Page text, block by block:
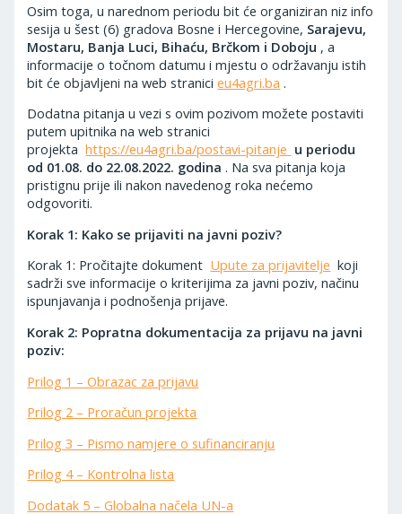
Osim toga, u narednom periodu bit će organiziran niz info
sesija u šest (6) gradova Bosne i Hercegovine, Sarajevu,
Mostaru, Banja Luci, Bihaću, Brčkom i Doboju , a
informacije o točnom datumu i mjestu o održavanju istih
bit će objavljeni na web stranicieu4agri.ba .
Dodatna pitanja u vezi s ovim pozivom možete postaviti
putem upitnika na web stranici
projektahttps://eu4agri.ba/postavi-pitanje u periodu
od 01.08. do 22.08.2022. godina . Na sva pitanja koja
pristignu prije ili nakon navedenog roka nećemo
odgovoriti.
Korak 1: Kako se prijaviti na javni poziv?
Korak 1: Pročitajte dokument Upute za prijavitelje koji
sadrži sve informacije o kriterijima za javni poziv, načinu
ispunjavanja i podnošenja prijave.
Korak 2: Popratna dokumentacija za prijavu na javni
poziv:
Prilog 1 – Obrazac za prijavu
Prilog 2 – Proračun projekta
Prilog 3 – Pismo namjere o sufinanciranju
Prilog 4 – Kontrolna lista
Dodatak 5 – Globalna načela UN-a